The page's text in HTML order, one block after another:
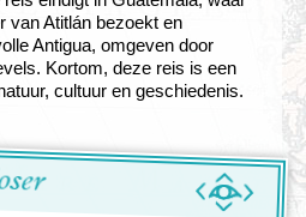
van Atitlán bezoekt en
Antigua, omgeven door
Kortom, deze reis is een
cultuur en geschiedenis.